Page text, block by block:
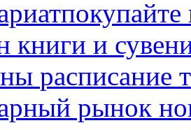
покупайте
книги и
расписание
рынок